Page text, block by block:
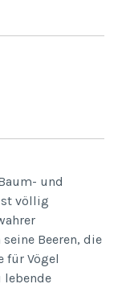
und
völlig
Beeren, die
für Vögel
lebende